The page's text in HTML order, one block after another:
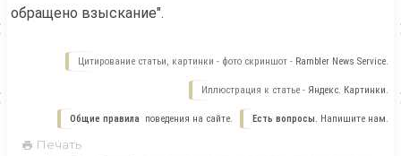
обращено взыскание".
Цитирование статьи, картинки - фото скриншот - Rambler News Service.
Иллюстрация к статье - Яндекс. Картинки.
Есть вопросы. Напишите нам.
Общие правила поведения на сайте.
Печать